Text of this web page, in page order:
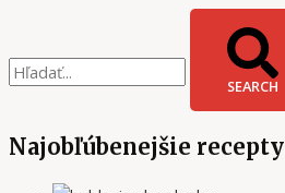
SEARCH
Najobľúbenejšie recepty